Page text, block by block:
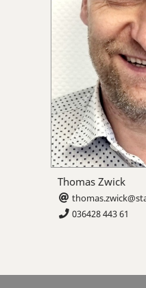
Thomas Zwick
036428 443 61